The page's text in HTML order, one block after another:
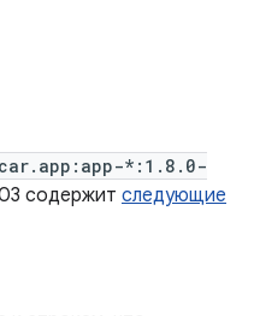
*:1.8.0-
содержит следующие